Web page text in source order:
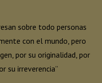
sobre todo personas
con el mundo, pero
por su originalidad, por
su irreverencia”